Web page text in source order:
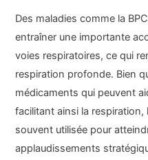
Des maladies comme la
entraîner une importante
voies respiratoires, ce qui
respiration profonde. Bien
médicaments qui peuvent
facilitant ainsi la
souvent utilisée pour
applaudissements